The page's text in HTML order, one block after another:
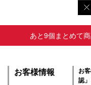
あと9個まとめて
お客様情報
お
認